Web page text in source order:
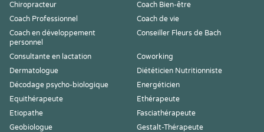
Chiropracteur
Coach Bien-être
Coach Professionnel
Coach de vie
Coach en développement
personnel
Conseiller Fleurs de Bach
Consultante en lactation
Coworking
Dermatologue
Diététicien Nutritionniste
Décodage psycho-biologique
Energéticien
Equithérapeute
Ethérapeute
Etiopathe
Fasciathérapeute
Geobiologue
Gestalt-Thérapeute